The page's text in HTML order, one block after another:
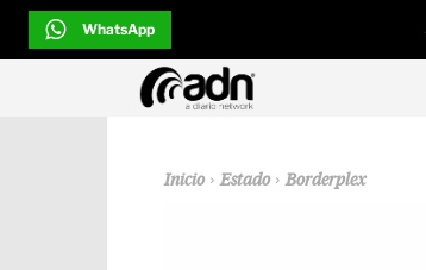
WhatsApp
Inicio Estado Borderplex